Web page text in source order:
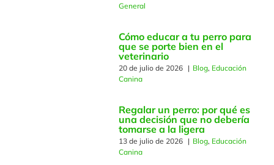
General
Cómo educar a tu perro para
que se porte bien en el
veterinario
20 de julio de 2026 | Blog, Educación
Canina
Regalar un perro: por qué es
una decisión que no debería
tomarse a la ligera
13 de julio de 2026 | Blog, Educación
Canina